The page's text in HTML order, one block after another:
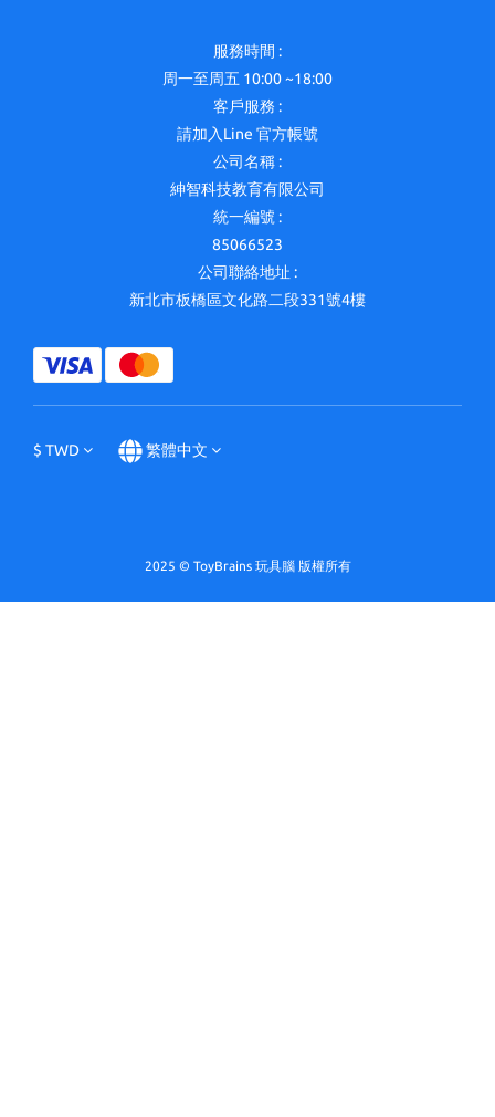
服務時間 :
周一至周五 10:00 ~18:00
客戶服務 :
請加入Line 官方帳號
公司名稱 :
紳智科技教育有限公司
統一編號 :
85066523
公司聯絡地址 :
新北市板橋區文化路二段331號4樓
$ TWD 繁體中文
2025 © ToyBrains 玩具腦 版權所有